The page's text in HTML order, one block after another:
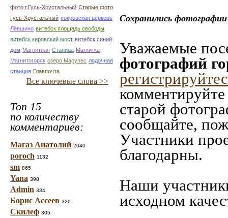
фото г.Гусь-Хрустальный Старые фото
Гусь-Хрустальный покровская церковь
Лёвшино витебск площадь свободы
витебск кировский мост витебск синий
дом Магнитная Станица Магнитка
Магнитогорск озеро Марупес лодочная
станция Главпочта
Все ключевые слова >>
Топ 15
по количеству
комментариев:
Магаз Анатолий 2040
poroch 1132
sm 865
Yana 398
Admin 334
Борис Ассеев 320
Скилеф 305
Сохранились
Уважаемые
фотографий
старой
сообщайте,
Участники
благодарны.
Наши
исходном